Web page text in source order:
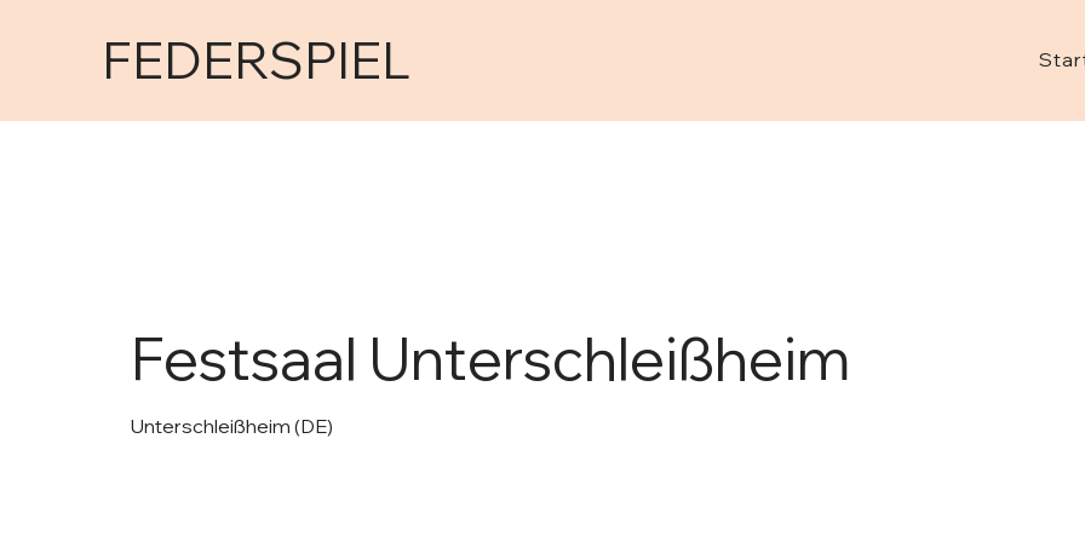
FEDERSPIEL
Festsaal Unterschleißheim
Unterschleißheim (DE)